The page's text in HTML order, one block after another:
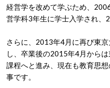
経営学を改めて学ぶため、
営学科3年生に学士入学され、
さらに、2013年4月に再び東
し、卒業後の2015年4月から
課程へと進み、現在も教育思
事です。